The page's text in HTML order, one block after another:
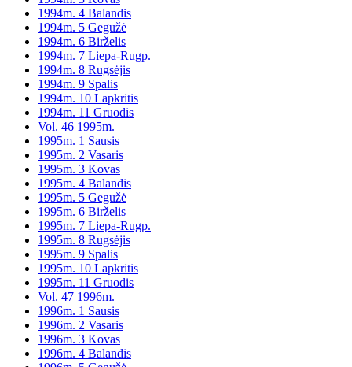
1994m. 4 Balandis
1994m. 5 Gegužė
1994m. 6 Birželis
1994m. 7 Liepa-Rugp.
1994m. 8 Rugsėjis
1994m. 9 Spalis
1994m. 10 Lapkritis
1994m. 11 Gruodis
Vol. 46 1995m.
1995m. 1 Sausis
1995m. 2 Vasaris
1995m. 3 Kovas
1995m. 4 Balandis
1995m. 5 Gegužė
1995m. 6 Birželis
1995m. 7 Liepa-Rugp.
1995m. 8 Rugsėjis
1995m. 9 Spalis
1995m. 10 Lapkritis
1995m. 11 Gruodis
Vol. 47 1996m.
1996m. 1 Sausis
1996m. 2 Vasaris
1996m. 3 Kovas
1996m. 4 Balandis